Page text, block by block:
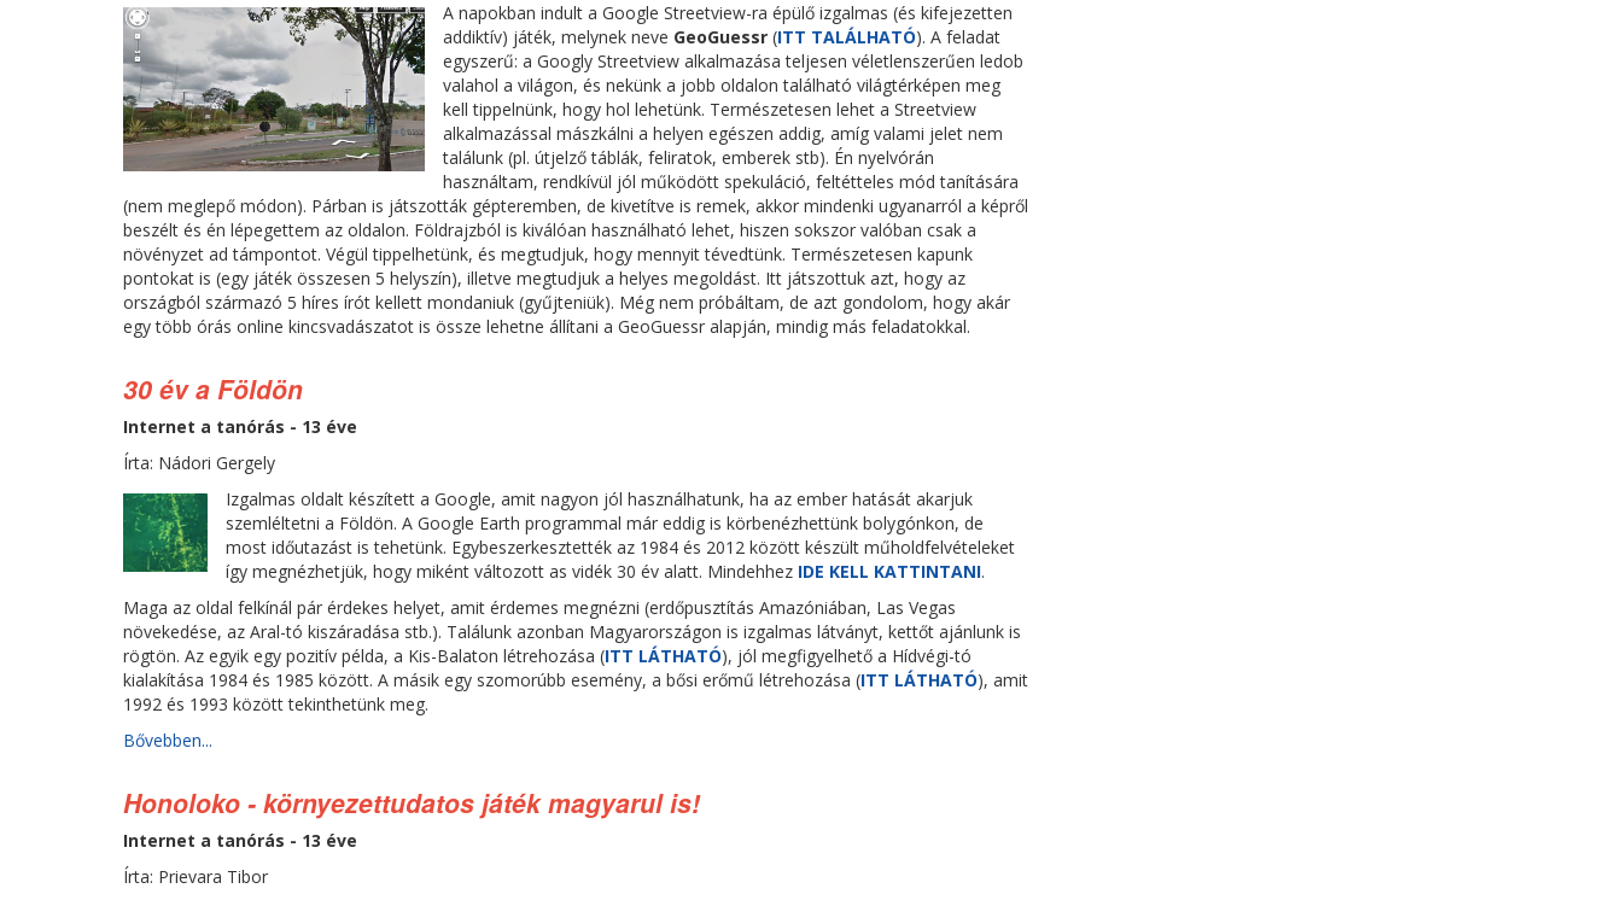
A napokban indult a Google Streetview-ra épülő izgalmas (és kifejezetten
addiktív) játék, melynek neve GeoGuessr (ITT TALÁLHATÓ). A feladat
egyszerű: a Googly Streetview alkalmazása teljesen véletlenszerűen ledob
valahol a világon, és nekünk a jobb oldalon található világtérképen meg
kell tippelnünk, hogy hol lehetünk. Természetesen lehet a Streetview
alkalmazással mászkálni a helyen egészen addig, amíg valami jelet nem
találunk (pl. útjelző táblák, feliratok, emberek stb). Én nyelvórán
használtam, rendkívül jól működött spekuláció, feltétteles mód tanítására
(nem meglepő módon). Párban is játszották gépteremben, de kivetítve is remek, akkor mindenki ugyanarról a képről
beszélt és én lépegettem az oldalon. Földrajzból is kiválóan használható lehet, hiszen sokszor valóban csak a
növényzet ad támpontot. Végül tippelhetünk, és megtudjuk, hogy mennyit tévedtünk. Természetesen kapunk
pontokat is (egy játék összesen 5 helyszín), illetve megtudjuk a helyes megoldást. Itt játszottuk azt, hogy az
országból származó 5 híres írót kellett mondaniuk (gyűjteniük). Még nem próbáltam, de azt gondolom, hogy akár
egy több órás online kincsvadászatot is össze lehetne állítani a GeoGuessr alapján, mindig más feladatokkal.
30 év a Földön
Internet a tanórás - 13 éve
Írta: Nádori Gergely
Izgalmas oldalt készített a Google, amit nagyon jól használhatunk, ha az ember hatását akarjuk
szemléltetni a Földön. A Google Earth programmal már eddig is körbenézhettünk bolygónkon, de
most időutazást is tehetünk. Egybeszerkesztették az 1984 és 2012 között készült műholdfelvételeket
így megnézhetjük, hogy miként változott as vidék 30 év alatt. Mindehhez IDE KELL KATTINTANI.
Maga az oldal felkínál pár érdekes helyet, amit érdemes megnézni (erdőpusztítás Amazóniában, Las Vegas
növekedése, az Aral-tó kiszáradása stb.). Találunk azonban Magyarországon is izgalmas látványt, kettőt ajánlunk is
rögtön. Az egyik egy pozitív példa, a Kis-Balaton létrehozása (ITT LÁTHATÓ), jól megfigyelhető a Hídvégi-tó
kialakítása 1984 és 1985 között. A másik egy szomorúbb esemény, a bősi erőmű létrehozása (ITT LÁTHATÓ), amit
1992 és 1993 között tekinthetünk meg.
Bővebben...
Honoloko - környezettudatos játék magyarul is!
Internet a tanórás - 13 éve
Írta: Prievara Tibor